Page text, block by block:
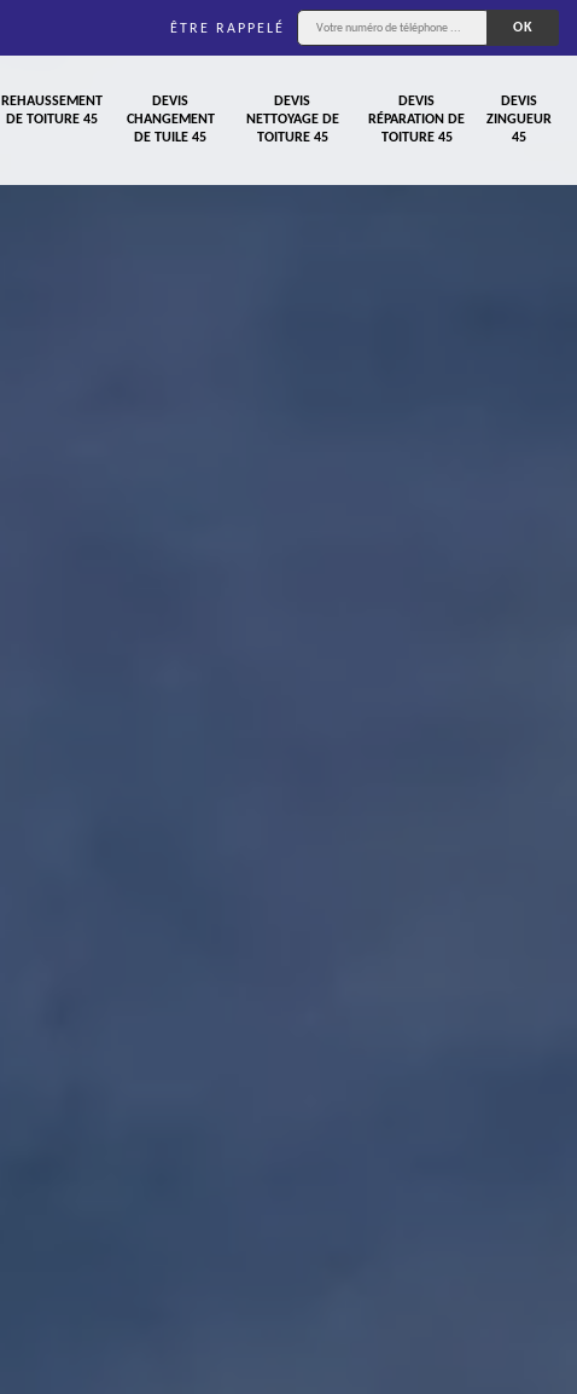
ÊTRE RAPPELÉ
REHAUSSEMENT
DE TOITURE 45
DEVIS
CHANGEMENT
DE TUILE 45
DEVIS
NETTOYAGE DE
TOITURE 45
DEVIS
RÉPARATION DE
TOITURE 45
DEVIS
ZINGUEUR
45